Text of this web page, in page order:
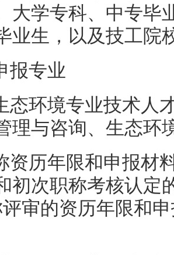
大学专科、中专毕
业生，以及技工院
报专业
态环境专业技术人
理与咨询、生态环
资历年限和申报材
初次职称考核认定
审的资历年限和